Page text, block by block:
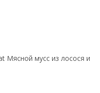
Мясной мусс из лосося и